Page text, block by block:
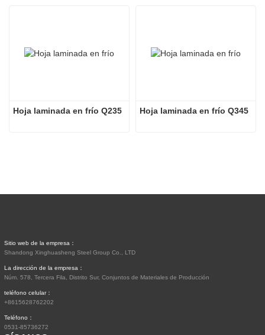
Hoja laminada en frío Q235 Hoja laminada en frío Q345
Sitio web de la empresa：
Shandong Xinghuasheng Steel Group Co., LTD
La dirección de la empresa：
Núm. 578, Tercera Fila, Distrito Sur, Conjuntos de Materiales de Producción
teléfono celular：
+8615628762202
Teléfono：
0531-85736272